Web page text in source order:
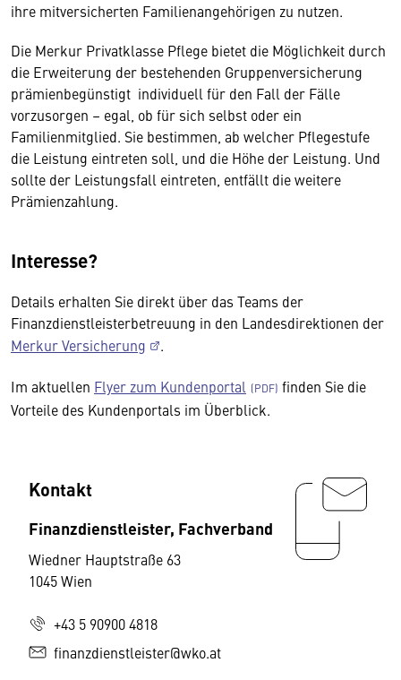
ihre mitversicherten Familienangehörigen zu nutzen.
Die Merkur Privatklasse Pflege bietet die Möglichkeit durch
die Erweiterung der bestehenden Gruppenversicherung
prämienbegünstigt individuell für den Fall der Fälle
vorzusorgen – egal, ob für sich selbst oder ein
Familienmitglied. Sie bestimmen, ab welcher Pflegestufe
die Leistung eintreten soll, und die Höhe der Leistung. Und
sollte der Leistungsfall eintreten, entfällt die weitere
Prämienzahlung.
Interesse?
Details erhalten Sie direkt über das Teams der
Finanzdienstleisterbetreuung in den Landesdirektionen der
Merkur Versicherung
.
Im aktuellen Flyer zum Kundenportal
finden Sie die
Vorteile des Kundenportals im Überblick.
Kontakt
Finanzdienstleister, Fachverband
Wiedner Hauptstraße 63
1045 Wien
+43 5 90900 4818
finanzdienstleister@wko.at